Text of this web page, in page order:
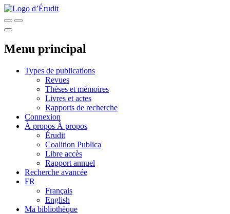
Menu principal
Types de publications
Revues
Thèses et mémoires
Livres et actes
Rapports de recherche
Connexion
À propos À propos
Érudit
Coalition Publica
Libre accès
Rapport annuel
Recherche avancée
FR
Français
English
Ma bibliothèque